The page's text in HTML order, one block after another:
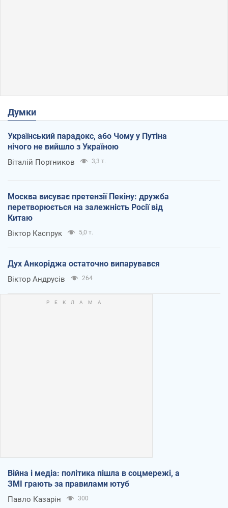
Думки
Український парадокс, або Чому у Путіна
нічого не вийшло з Україною
Віталій Портников 3,3 т.
Москва висуває претензії Пекіну: дружба
перетворюється на залежність Росії від
Китаю
Віктор Каспрук 5,0 т.
Дух Анкоріджа остаточно випарувався
Віктор Андрусів 264
Війна і медіа: політика пішла в соцмережі, а
ЗМІ грають за правилами ютуб
Павло Казарін 300